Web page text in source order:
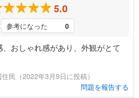
5.0
参考になった 0
おしゃれ感があり、外観がとて
民（2022年3月9日に投稿）
問題を報告する